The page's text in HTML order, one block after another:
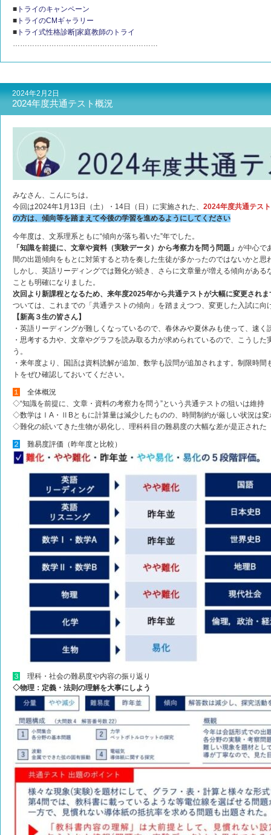
■ トライのキャンペーン
■ トライのCMギャラリー
■ トライ式性格診断|家庭教師のトライ
……………………………………………………
2024年2月2日
2024年度共通テスト概況
みなさん、こんにちは。
今回は2024年1月13日（土）・14日（日）に実施された、 2024年度共通テス
の方は、傾向等を踏まえて今後の学習を進めるようにしてください
今年度は、文系理系ともに“傾向が落ち着いた”年でした。
「知識を前提に、文章や資料（実験データ）から考察力を問う問題」 が中心で
間の出題傾向をもとに対策すると功を奏した生徒が多かったのではないかと思
しかし、英語リーディングでは難化が続き、さらに文章量が増える傾向があ
ことも明確になりました。
次回より新課程となるため、来年度2025年から共通テストが大幅に変更されま
ついては、これまでの「共通テストの傾向」を踏まえつつ、変更した入試に
【新高３生の皆さん】
・英語リーディングが難しくなっているので、春休みや夏休みも使って、速く
・思考する力や、文章やグラフを読み取る力が求められているので、こうし
う。
・来年度より、国語は資料読解が追加、数学も設問が追加されます。制限時
トをぜひ確認しておいてください。
１
全体概況
◇“知識を前提に、文章・資料の考察力を問う”という共通テストの狙いは維持
◇数学はⅠA・ⅡBともに計算量は減少したものの、時間制約が厳しい状況は変
◇難化の続いてきた生物が易化し、理科科目の難易度の大幅な差が是正された
２ 難易度評価（昨年度と比較）
３
理科・社会の難易度や内容の振り返り
◇物理：定義・法則の理解を大事にしよう